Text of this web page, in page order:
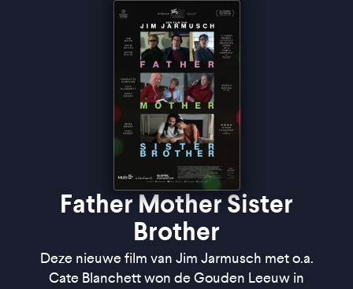
de Filmkrant
"A film to savour" ★★★★The Guardian
Father Mother Sister
Brother
Deze nieuwe film van Jim Jarmusch met o.a.
Cate Blanchett won de Gouden Leeuw in